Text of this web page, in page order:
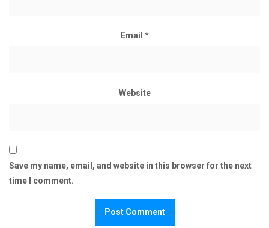
Email *
Website
Save my name, email, and website in this browser for the next
time I comment.